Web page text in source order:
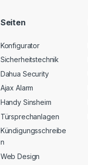
Seiten
Konfigurator
Sicherheitstechnik
Dahua Security
Ajax Alarm
Handy Sinsheim
Türsprechanlagen
Kündigungsschreibe
n
Web Design